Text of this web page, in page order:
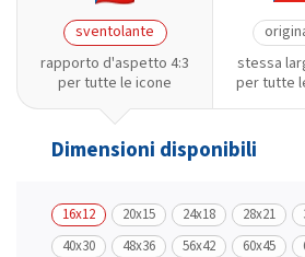
sventolante
rapporto d'aspetto 4:3
per tutte le icone
stessa
per tutte
Dimensioni disponibili
16x12 20x15 24x18 28x21
40x30
48x36 56x42 60x45